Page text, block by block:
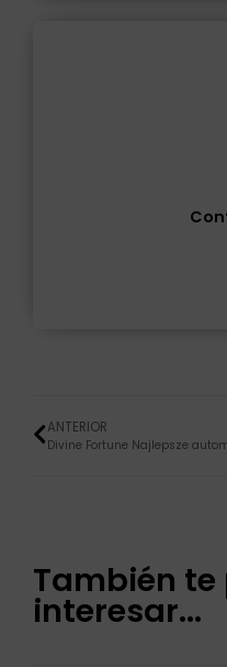
ANTERIOR
También te
interesar...